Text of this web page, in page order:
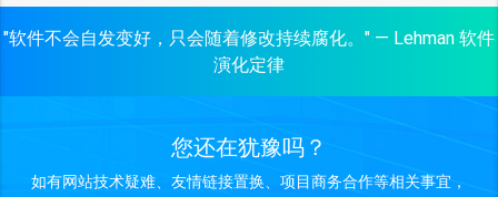
"软件不会自发变好，只会随着修改持续腐化。" — Lehman 软件
演化定律
您还在犹豫吗？
如有网站技术疑难、友情链接置换、项目商务合作等相关事宜，